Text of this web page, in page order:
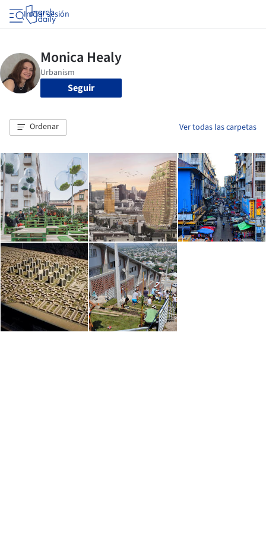
Iniciar sesión
Seguir
Ordenar Ver todas las carpetas